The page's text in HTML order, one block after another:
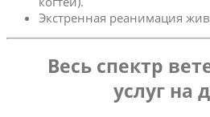
Экстренная реанимация
Весь спектр
услуг на